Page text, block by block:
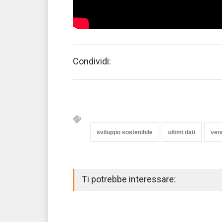
Condividi:
sviluppo sostenibile ultimi dati
Ti potrebbe interessare: